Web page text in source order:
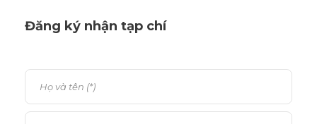
Đăng ký nhận tạp chí